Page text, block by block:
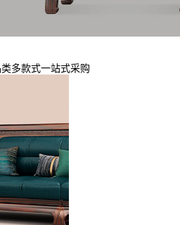
类多款式一站式采购